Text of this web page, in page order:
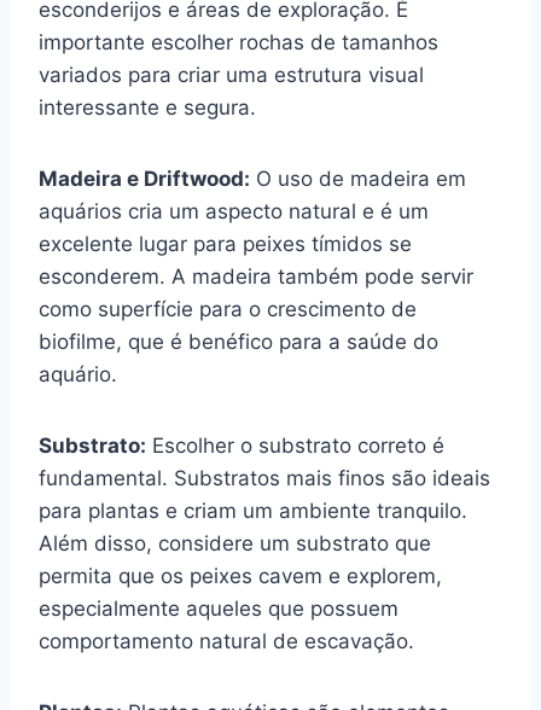
esconderijos e áreas de exploração. É
importante escolher rochas de tamanhos
variados para criar uma estrutura visual
interessante e segura.
Madeira e Driftwood: O uso de madeira em
aquários cria um aspecto natural e é um
excelente lugar para peixes tímidos se
esconderem. A madeira também pode servir
como superfície para o crescimento de
biofilme, que é benéfico para a saúde do
aquário.
Substrato: Escolher o substrato correto é
fundamental. Substratos mais finos são ideais
para plantas e criam um ambiente tranquilo.
Além disso, considere um substrato que
permita que os peixes cavem e explorem,
especialmente aqueles que possuem
comportamento natural de escavação.